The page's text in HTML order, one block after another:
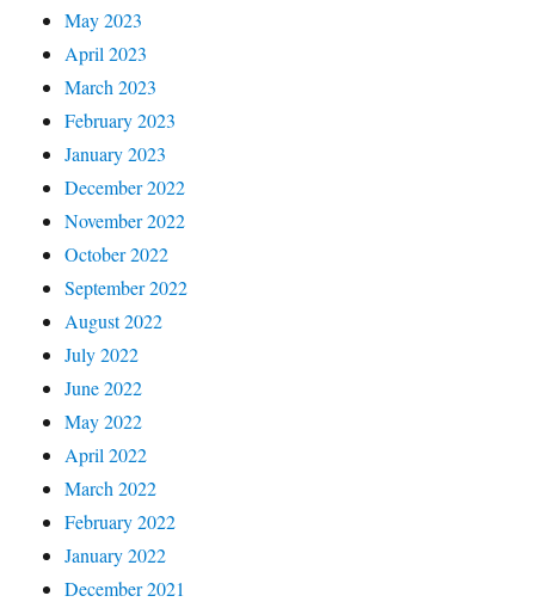
May 2023
April 2023
March 2023
February 2023
January 2023
December 2022
November 2022
October 2022
September 2022
August 2022
July 2022
June 2022
May 2022
April 2022
March 2022
February 2022
January 2022
December 2021